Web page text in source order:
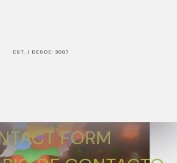
EST. / DESDE: 2007
FORM